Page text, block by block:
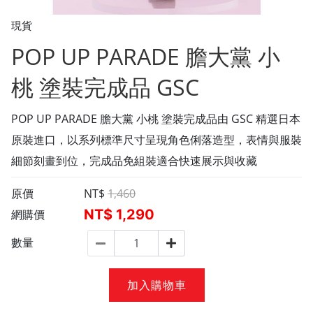
現貨
POP UP PARADE 膽大黨 小
桃 塗裝完成品 GSC
POP UP PARADE 膽大黨 小桃 塗裝完成品由 GSC 精選日本
原裝進口，以系列標準尺寸呈現角色俐落造型，表情與服裝
細節刻畫到位，完成品免組裝適合快速展示與收藏
原價 NT$ 1,460
網購價
NT$ 1,290
數量
加入購物車